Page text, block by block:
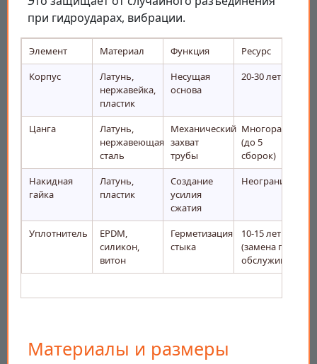
при гидроударах, вибрации.
Элемент Материал Функция
Ресурс
Корпус
Латунь,
нержавейка,
пластик
Несущая
основа
20-30 лет
Цанга
Латунь,
нержавеющая
сталь
Механический
захват
трубы
Многоразовая
(до 5
сборок)
Накидная
гайка
Латунь,
пластик
Создание
усилия
сжатия
Неограничен
Уплотнитель
EPDM,
силикон,
витон
Герметизация
стыка
10-15 лет
(замена при
обслуживании)
Материалы и размеры